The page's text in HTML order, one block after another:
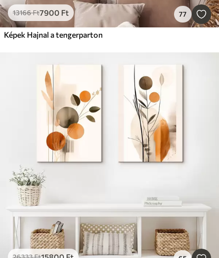
13166Ft7900 Ft 77
Képek Hajnal a tengerparton